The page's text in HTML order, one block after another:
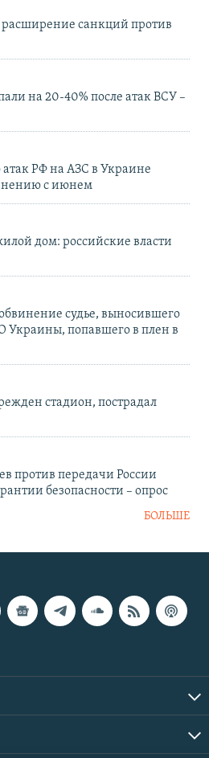
санкций против
на 20-40% после атак ВСУ –
атак РФ на АЗС в Украине
с июнем
дом: российские власти
судье, выносившего
Украины, попавшего в плен в
стадион, пострадал
против передачи России
безопасности – опрос
БОЛЬШЕ